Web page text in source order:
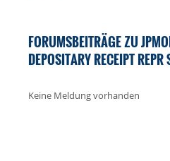
FORUMSBEITRÄGE ZU
DEPOSITARY RECEIPT REPR
Keine Meldung vorhanden